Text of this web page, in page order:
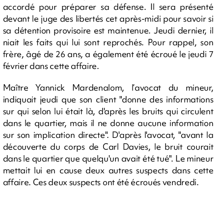
accordé pour préparer sa défense. Il sera présenté
devant le juge des libertés cet après-midi pour savoir si
sa détention provisoire est maintenue. Jeudi dernier, il
niait les faits qui lui sont reprochés. Pour rappel, son
frère, âgé de 26 ans, a également été écroué le jeudi 7
février dans cette affaire.
Maître Yannick Mardenalom, l’avocat du mineur,
indiquait jeudi que son client "donne des informations
sur qui selon lui était là, d'après les bruits qui circulent
dans le quartier, mais il ne donne aucune information
sur son implication directe". D'après l'avocat, "avant la
découverte du corps de Carl Davies, le bruit courait
dans le quartier que quelqu'un avait été tué". Le mineur
mettait lui en cause deux autres suspects dans cette
affaire. Ces deux suspects ont été écroués vendredi.